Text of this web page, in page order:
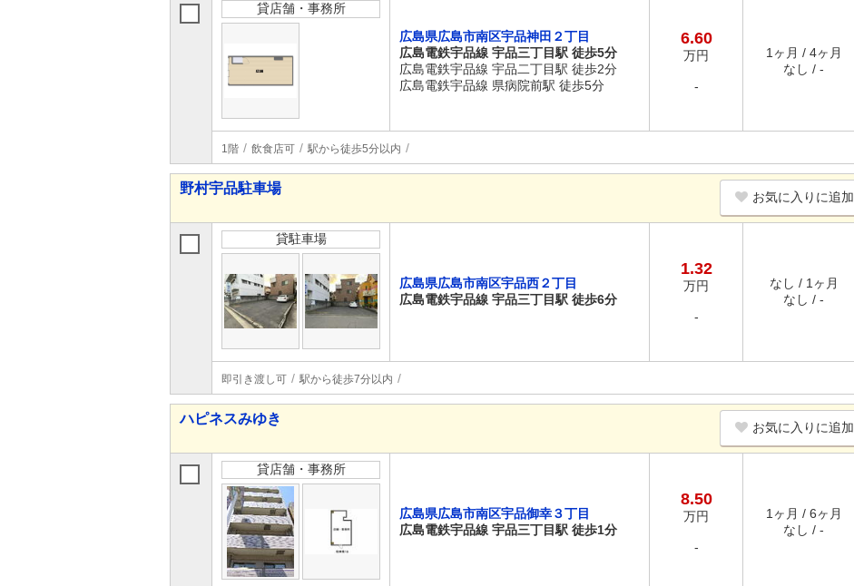
貸店舗・事務所
広島県広島市南区宇品神田２丁目
広島電鉄宇品線 宇品三丁目駅 徒歩5分
広島電鉄宇品線 宇品二丁目駅 徒歩2分
広島電鉄宇品線 県病院前駅 徒歩5分
6.60
万円
-
1ヶ月 / 4ヶ月
なし / -
1階 飲食店可 駅から徒歩5分以内
野村宇品駐車場
お気に入りに追加
貸駐車場
広島県広島市南区宇品西２丁目
広島電鉄宇品線 宇品三丁目駅 徒歩6分
1.32
万円
-
なし / 1ヶ月
なし / -
即引き渡し可 駅から徒歩7分以内
ハピネスみゆき
お気に入りに追加
貸店舗・事務所
広島県広島市南区宇品御幸３丁目
広島電鉄宇品線 宇品三丁目駅 徒歩1分
8.50
万円
-
1ヶ月 / 6ヶ月
なし / -